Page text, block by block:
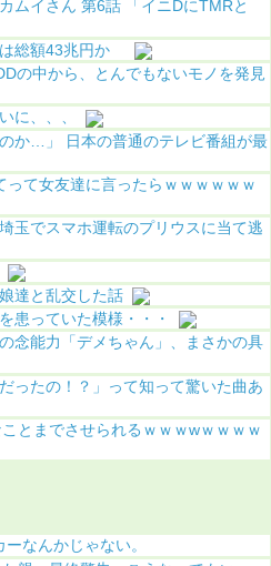
ムイさん 第6話 「イニDにTMRと
は総額43兆円か
の中から、とんでもないモノを発見
に、、、
か…」 日本の普通のテレビ番組が最
って女友達に言ったらｗｗｗｗｗｗ
玉でスマホ運転のプリウスに当て逃
達と乱交した話
患っていた模様・・・
念能力「デメちゃん」、まさかの具
ったの！？」って知って驚いた曲あ
とまでさせられるｗｗｗwｗｗｗｗ
なんかじゃない。